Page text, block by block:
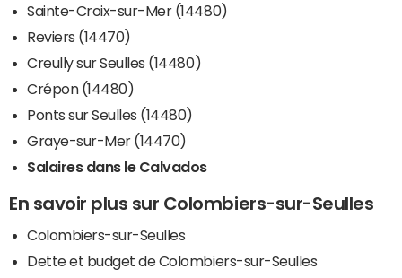
Sainte-Croix-sur-Mer (14480)
Reviers (14470)
Creully sur Seulles (14480)
Crépon (14480)
Ponts sur Seulles (14480)
Graye-sur-Mer (14470)
Salaires dans le Calvados
En savoir plus sur Colombiers-sur-Seulles
Colombiers-sur-Seulles
Dette et budget de Colombiers-sur-Seulles